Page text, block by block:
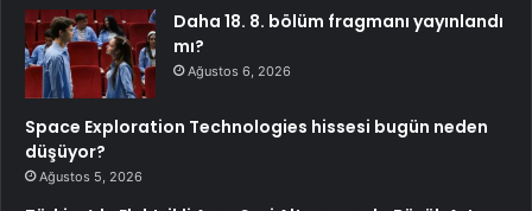
Daha 18. 8. bölüm fragmanı yayınlandı
mı?
Ağustos 6, 2026
Space Exploration Technologies hissesi bugün neden
düşüyor?
Ağustos 5, 2026